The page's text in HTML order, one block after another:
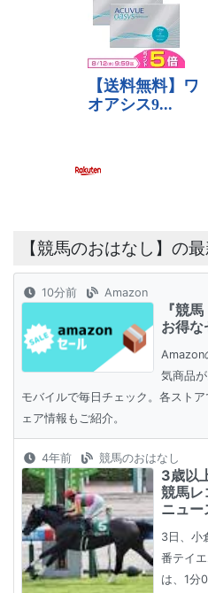
【競馬のおはなし】の
10分前 Amazon
『競
お得な
Amazon
気商品
モバイルで毎日チェック。各スト
ェア情報もご紹介。
4年前 競馬のおはなし
3歳以
競馬レ
ニュー
3日、小
番テイ
は、1分